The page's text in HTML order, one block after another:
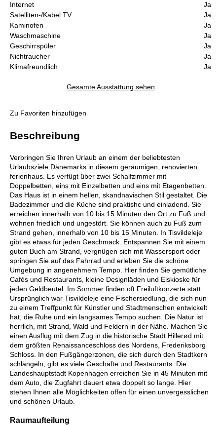
Internet
Ja
Satelliten-/Kabel TV
Ja
Kaminofen
Ja
Waschmaschine
Ja
Geschirrspüler
Ja
Nichtraucher
Ja
Klimafreundlich
Ja
Gesamte Ausstattung sehen
Zu Favoriten hinzufügen
Beschreibung
Verbringen Sie Ihren Urlaub an einem der beliebtesten
Urlaubsziele Dänemarks in diesem geräumigen, renovierten
ferienhaus. Es verfügt über zwei Schalfzimmer mit
Doppelbetten, eins mit Einzelbetten und eins mit Etagenbetten.
Das Haus ist in einem hellen, skandnavischen Stil gestaltet. Die
Badezimmer und die Küche sind praktishc und einladend. Sie
erreichen innerhalb von 10 bis 15 Minuten den Ort zu Fuß und
wohnen friedlich und ungestört. Sie können auch zu Fuß zum
Strand gehen, innerhalb von 10 bis 15 Minuten. In Tisvildeleje
gibt es etwas für jeden Geschmack. Entspannen Sie mit einem
guten Buch am Strand, vergnügen sich mit Wassersport oder
springen Sie auf das Fahrrad und erleben Sie die schöne
Umgebung in angenehmem Tempo. Hier finden Sie gemütliche
Cafés und Restaurants, kleine Designläden und Eiskioske für
jeden Geldbeutel. Im Sommer finden oft Freiluftkonzerte statt.
Ursprünglich war Tisvildeleje eine Fischersiedlung, die sich nun
zu einem Treffpunkt für Künstler und Stadtmenschen entwickelt
hat, die Ruhe und ein langsames Tempo suchen. Die Natur ist
herrlich, mit Strand, Wald und Feldern in der Nähe. Machen Sie
einen Ausflug mit dem Zug in die historische Stadt Hillerød mit
dem größten Renaissanceschloss des Nordens, Frederiksborg
Schloss. In den Fußgängerzonen, die sich durch den Stadtkern
schlängeln, gibt es viele Geschäfte und Restaurants. Die
Landeshauptstadt Kopenhagen erreichen Sie in 45 Minuten mit
dem Auto, die Zugfahrt dauert etwa doppelt so lange. Hier
stehen Ihnen alle Möglichkeiten offen für einen unvergesslichen
und schönen Urlaub.
Raumaufteilung